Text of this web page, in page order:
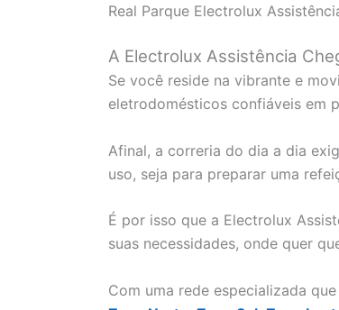
Real Parque Electrolux
A Electrolux Assistência
Se você reside na vibrante e
eletrodomésticos confiáveis em
Afinal, a correria do dia a dia
uso, seja para preparar uma
É por isso que a Electrolux
suas necessidades, onde quer
Com uma rede especializada